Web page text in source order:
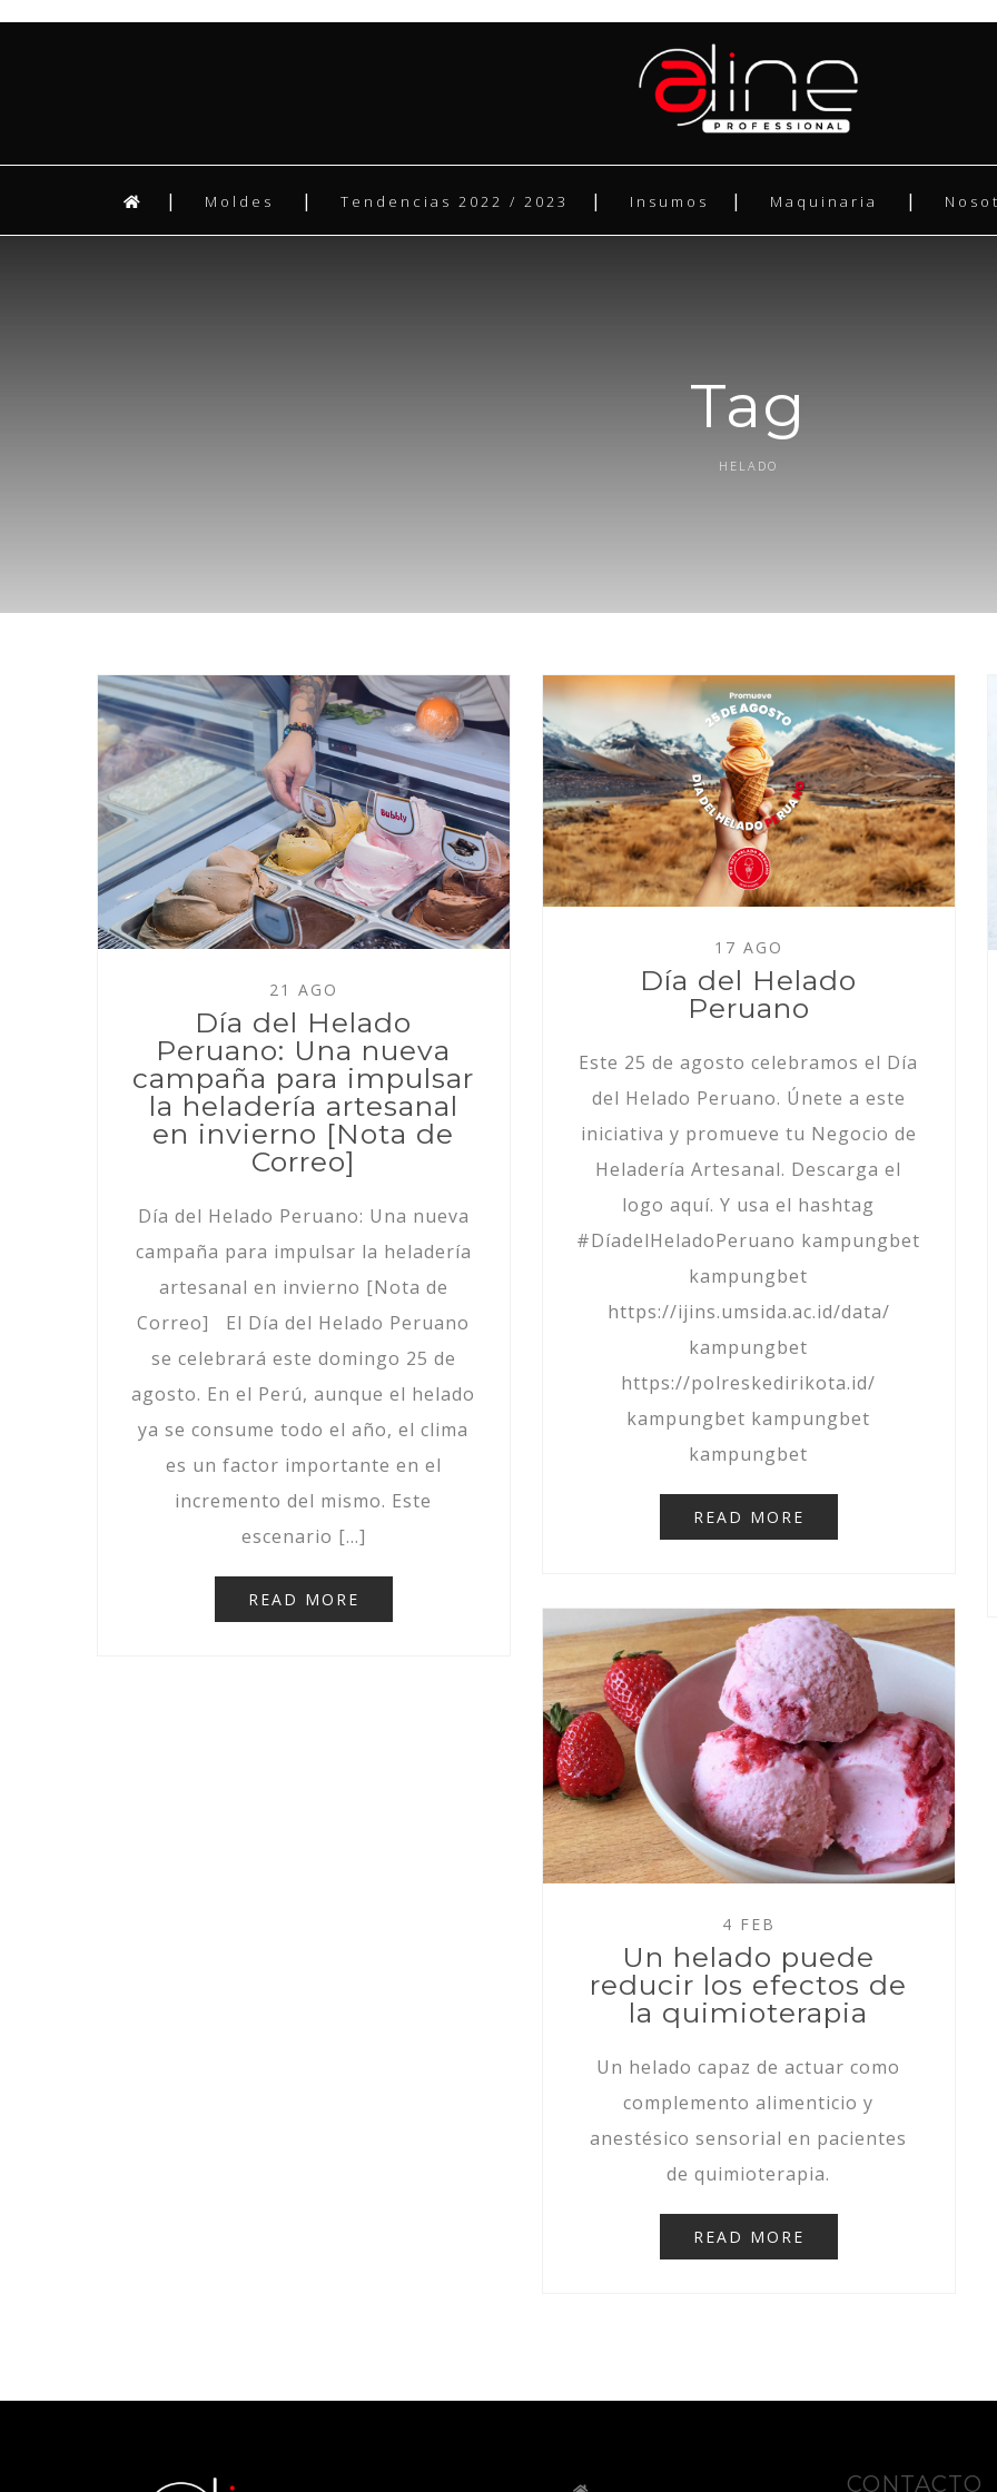
Moldes Tendencias 2022 / 2023 Insumos Maquinaria
Tag
HELADO
21 AGO
Día del Helado
Peruano: Una nueva
campaña para impulsar
la heladería artesanal
en invierno [Nota de
Correo]
Día del Helado Peruano: Una nueva
campaña para impulsar la heladería
artesanal en invierno [Nota de
Correo] El Día del Helado Peruano
se celebrará este domingo 25 de
agosto. En el Perú, aunque el helado
ya se consume todo el año, el clima
es un factor importante en el
incremento del mismo. Este
escenario […]
READ MORE
17 AGO
Día del Helado
Peruano
Este 25 de agosto celebramos el Día
del Helado Peruano. Únete a este
iniciativa y promueve tu Negocio de
Heladería Artesanal. Descarga el
logo aquí. Y usa el hashtag
#DíadelHeladoPeruano kampungbet
kampungbet
https://ijins.umsida.ac.id/data/
kampungbet
https://polreskedirikota.id/
kampungbet kampungbet
kampungbet
READ MORE
4 FEB
Un helado puede
reducir los efectos de
la quimioterapia
Un helado capaz de actuar como
complemento alimenticio y
anestésico sensorial en pacientes
de quimioterapia.
READ MORE
CONTACTO